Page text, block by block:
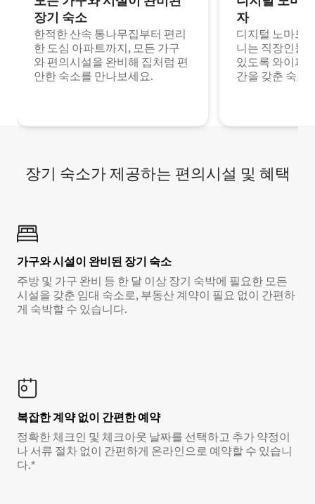
장기 숙소
한적한 산속 통나무집부터 편리
한 도심 아파트까지, 모든 가구
와 편의시설을 완비해 집처럼 편
안한 숙소를 만나보세요.
자
디지털 노마드
니는 직장인들
있도록 와이파
간을 갖춘 숙소
장기 숙소가 제공하는 편의시설 및 혜택
가구와 시설이 완비된 장기 숙소
주방 및 가구 완비 등 한 달 이상 장기 숙박에 필요한 모든
시설을 갖춘 임대 숙소로, 부동산 계약이 필요 없이 간편하
게 숙박할 수 있습니다.
복잡한 계약 없이 간편한 예약
정확한 체크인 및 체크아웃 날짜를 선택하고 추가 약정이
나 서류 절차 없이 간편하게 온라인으로 예약할 수 있습니
다.*